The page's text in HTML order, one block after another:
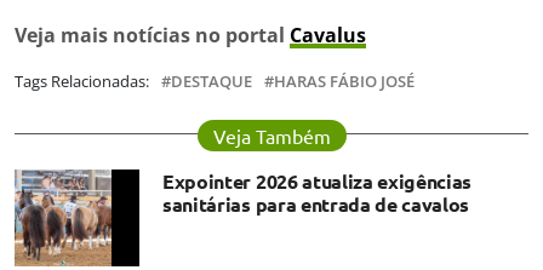
Veja mais notícias no portal Cavalus
Tags Relacionadas: DESTAQUE HARAS FÁBIO JOSÉ
Veja Também
Expointer 2026 atualiza exigências
sanitárias para entrada de cavalos